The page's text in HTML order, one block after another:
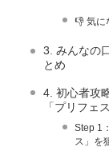
👎 気に
3. みんなの
とめ
4. 初心者攻
「プリフェス
Step 1
ス」を